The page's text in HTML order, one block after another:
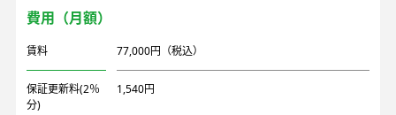
費用（月額）
賃料 77,000円（税込）
保証更新料(2％
分)
1,540円